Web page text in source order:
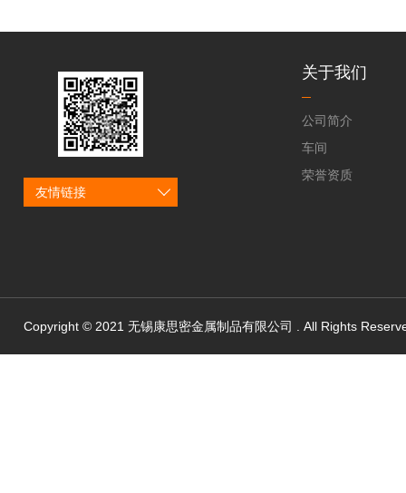
友情链接
关于我们
公司简介
车间
荣誉资质
Copyright © 2021 无锡康思密金属制品有限公司 . All Rights